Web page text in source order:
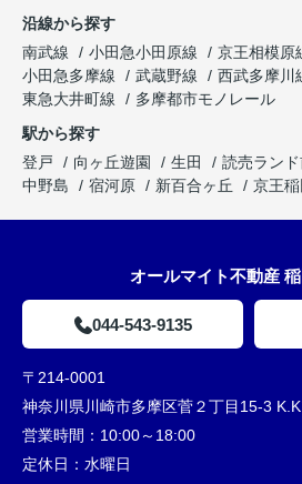
沿線から探す
南武線
小田急小田原線 京王相模原
小田急多摩線
武蔵野線 西武多摩川
東急大井町線
多摩都市モノレール
駅から探す
登戸
向ヶ丘遊園 生田 読売ラン
中野島
宿河原 新百合ヶ丘 京王
オールマイト不動産
044-543-9135
〒214-0001
神奈川県川崎市多摩区菅２丁目15-3
営業時間： 10:00～18:00
定休日： 水曜日